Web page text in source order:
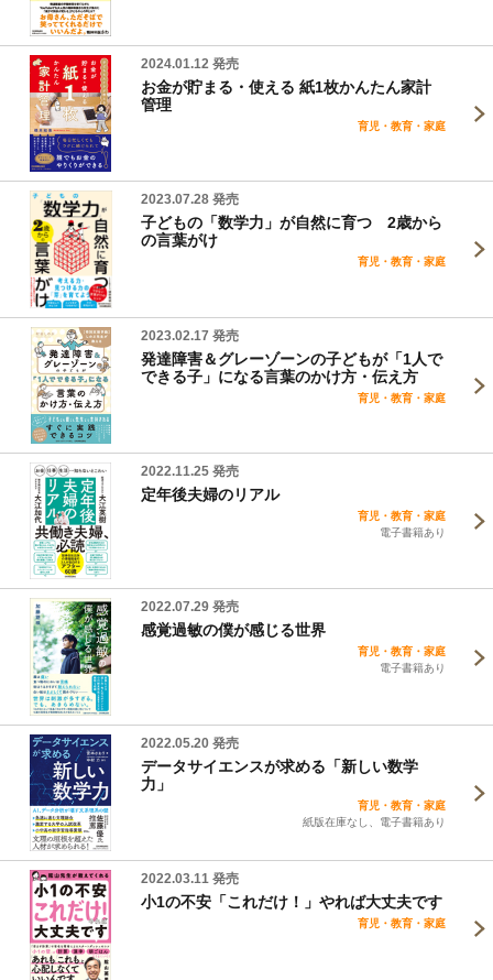
2024.01.12 発売
お金が貯まる・使える 紙1枚かんたん家計
管理
育児・教育・家庭
2023.07.28 発売
子どもの「数学力」が自然に育つ 2歳から
の言葉がけ
育児・教育・家庭
2023.02.17 発売
発達障害＆グレーゾーンの子どもが「1人で
できる子」になる言葉のかけ方・伝え方
育児・教育・家庭
2022.11.25 発売
定年後夫婦のリアル
育児・教育・家庭
電子書籍あり
2022.07.29 発売
感覚過敏の僕が感じる世界
育児・教育・家庭
電子書籍あり
2022.05.20 発売
データサイエンスが求める「新しい数学
力」
育児・教育・家庭
紙版在庫なし、電子書籍あり
2022.03.11 発売
小1の不安「これだけ！」やれば大丈夫です
育児・教育・家庭